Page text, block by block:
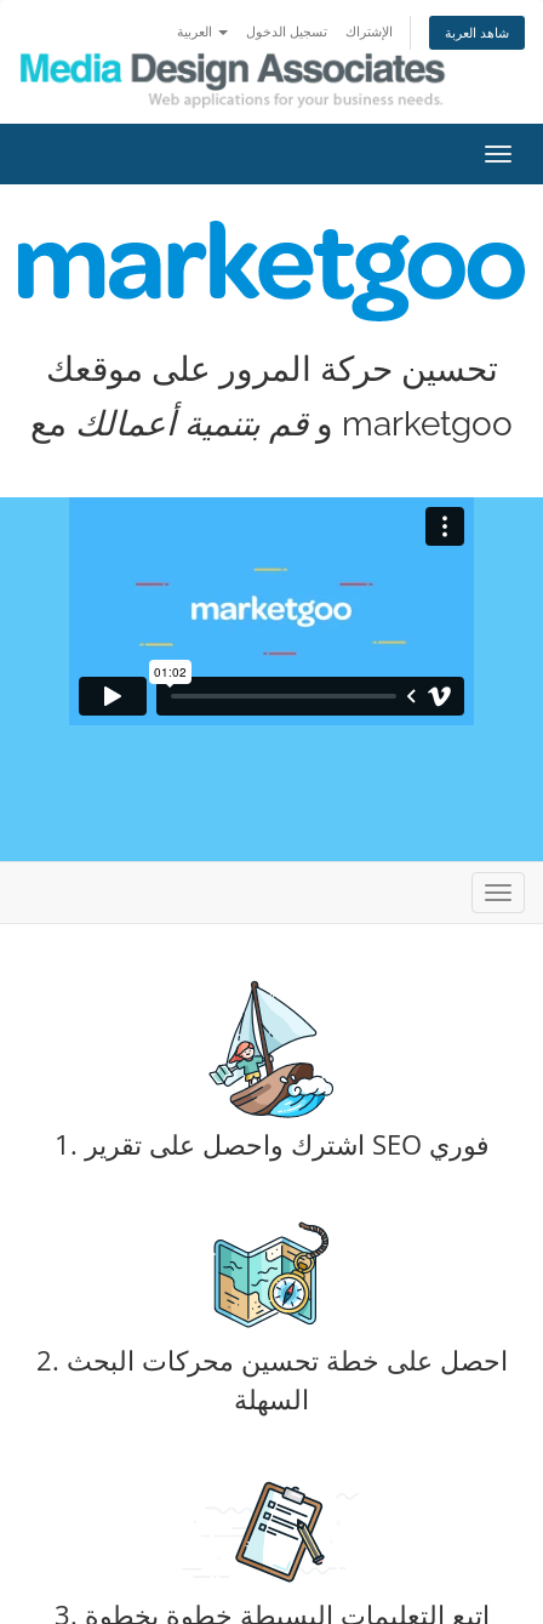
تسجيل الدخول الإشتراك شاهد العربة
تبديل
التنقل
تحسين حركة المرور على موقعك
وقم بتنمية أعمالك مع marketgoo
تبديل
التنقل
1. اشترك واحصل على تقرير SEO فوري
2. احصل على خطة تحسين محركات البحث
السهلة
3. اتبع التعليمات البسيطة خطوة بخطوة